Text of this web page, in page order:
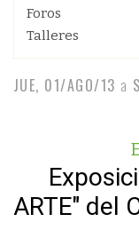
Foros
Talleres
JUE, 01/AGO/13 a
ARTE" del